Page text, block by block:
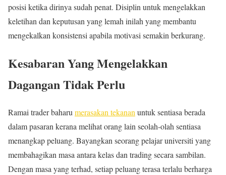
posisi ketika dirinya sudah penat. Disiplin untuk mengelakkan
keletihan dan keputusan yang lemah inilah yang membantu
mengekalkan konsistensi apabila motivasi semakin berkurang.
Kesabaran Yang Mengelakkan
Dagangan Tidak Perlu
Ramai trader baharu merasakan tekanan untuk sentiasa berada
dalam pasaran kerana melihat orang lain seolah-olah sentiasa
menangkap peluang. Bayangkan seorang pelajar universiti yang
membahagikan masa antara kelas dan trading secara sambilan.
Dengan masa yang terhad, setiap peluang terasa terlalu berharga